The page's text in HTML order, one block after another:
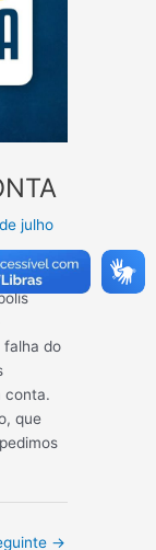
julho
falha do
conta.
que
→